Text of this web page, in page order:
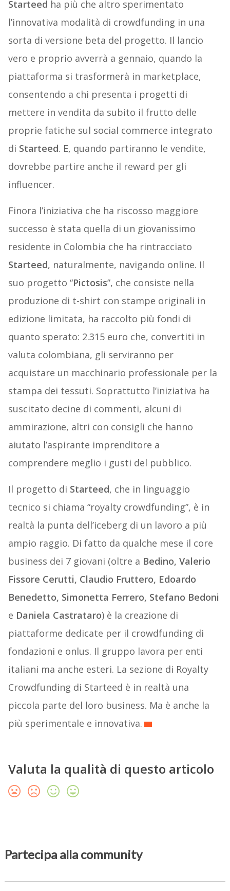
Starteed ha più che altro sperimentato
l’innovativa modalità di crowdfunding in una
sorta di versione beta del progetto. Il lancio
vero e proprio avverrà a gennaio, quando la
piattaforma si trasformerà in marketplace,
consentendo a chi presenta i progetti di
mettere in vendita da subito il frutto delle
proprie fatiche sul social commerce integrato
di Starteed. E, quando partiranno le vendite,
dovrebbe partire anche il reward per gli
influencer.
Finora l’iniziativa che ha riscosso maggiore
successo è stata quella di un giovanissimo
residente in Colombia che ha rintracciato
Starteed, naturalmente, navigando online. Il
suo progetto “Pictosis”, che consiste nella
produzione di t-shirt con stampe originali in
edizione limitata, ha raccolto più fondi di
quanto sperato: 2.315 euro che, convertiti in
valuta colombiana, gli serviranno per
acquistare un macchinario professionale per la
stampa dei tessuti. Soprattutto l’iniziativa ha
suscitato decine di commenti, alcuni di
ammirazione, altri con consigli che hanno
aiutato l’aspirante imprenditore a
comprendere meglio i gusti del pubblico.
Il progetto di Starteed, che in linguaggio
tecnico si chiama “royalty crowdfunding”, è in
realtà la punta dell’iceberg di un lavoro a più
ampio raggio. Di fatto da qualche mese il core
business dei 7 giovani (oltre a Bedino, Valerio
Fissore Cerutti, Claudio Fruttero, Edoardo
Benedetto, Simonetta Ferrero, Stefano Bedoni
e Daniela Castrataro) è la creazione di
piattaforme dedicate per il crowdfunding di
fondazioni e onlus. Il gruppo lavora per enti
italiani ma anche esteri. La sezione di Royalty
Crowdfunding di Starteed è in realtà una
piccola parte del loro business. Ma è anche la
più sperimentale e innovativa.
Valuta la qualità di questo articolo
Partecipa alla community